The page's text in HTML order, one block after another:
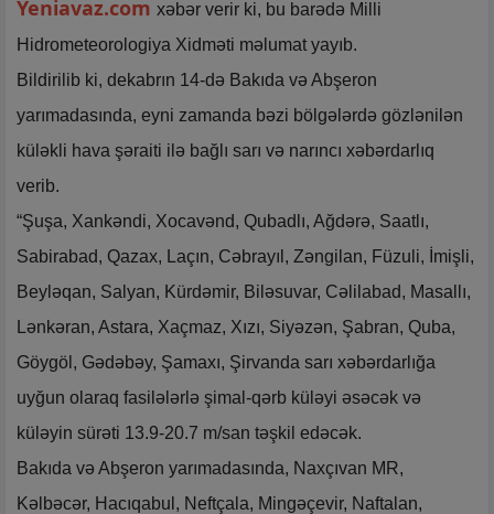
Yeniavaz.com xəbər verir ki, bu barədə Milli
Hidrometeorologiya Xidməti məlumat yayıb.
Bildirilib ki, dekabrın 14-də Bakıda və Abşeron
yarımadasında, eyni zamanda bəzi bölgələrdə gözlənilən
küləkli hava şəraiti ilə bağlı sarı və narıncı xəbərdarlıq
verib.
“Şuşa, Xankəndi, Xocavənd, Qubadlı, Ağdərə, Saatlı,
Sabirabad, Qazax, Laçın, Cəbrayıl, Zəngilan, Füzuli, İmişli,
Beyləqan, Salyan, Kürdəmir, Biləsuvar, Cəlilabad, Masallı,
Lənkəran, Astara, Xaçmaz, Xızı, Siyəzən, Şabran, Quba,
Göygöl, Gədəbəy, Şamaxı, Şirvanda sarı xəbərdarlığa
uyğun olaraq fasilələrlə şimal-qərb küləyi əsəcək və
küləyin sürəti 13.9-20.7 m/san təşkil edəcək.
Bakıda və Abşeron yarımadasında, Naxçıvan MR,
Kəlbəcər, Hacıqabul, Neftçala, Mingəçevir, Naftalan,